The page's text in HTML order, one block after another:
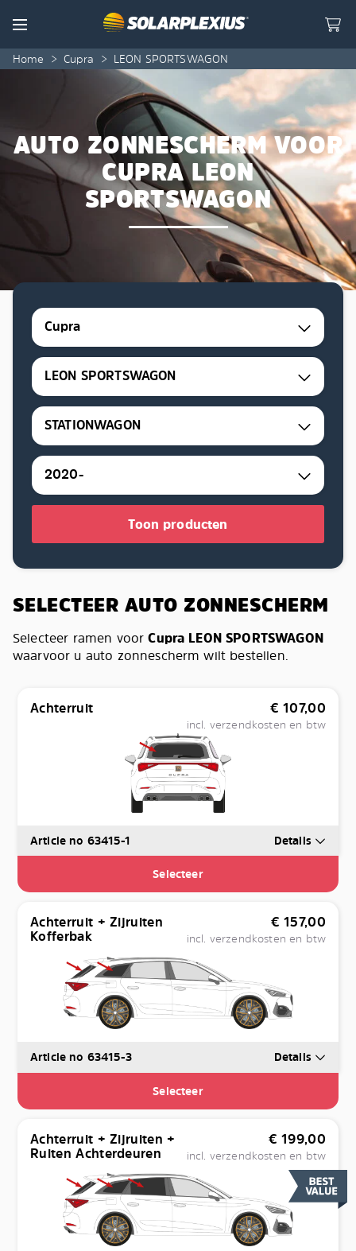
Menu
Home > Cupra > LEON SPORTSWAGON
AUTO ZONNESCHERM VOOR
CUPRA LEON
SPORTSWAGON
Cupra
LEON SPORTSWAGON
STATIONWAGON
2020-
Toon producten
SELECTEER AUTO ZONNESCHERM
Selecteer ramen voorCupra LEON SPORTSWAGON
waarvoor u auto zonnescherm wilt bestellen.
Achterruit € 107,00
incl. verzendkosten en btw
Article no 63415-1 Details
Selecteer
Achterruit + Zijruiten
Kofferbak
€ 157,00
incl. verzendkosten en btw
Article no 63415-3 Details
Selecteer
Achterruit + Zijruiten +
Ruiten Achterdeuren
€ 199,00
incl. verzendkosten en btw